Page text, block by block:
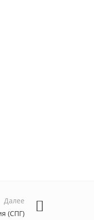
Далее
(СПГ)